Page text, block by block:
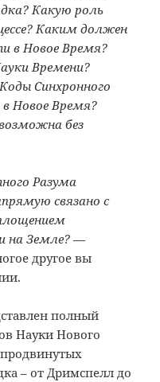
Какую роль
Каким должен
в Новое Время?
Времени?
Синхронного
Новое Время?
без
Разума
связано с
на Земле? —
другое вы
полный
Науки Нового
– от Дримспелл до